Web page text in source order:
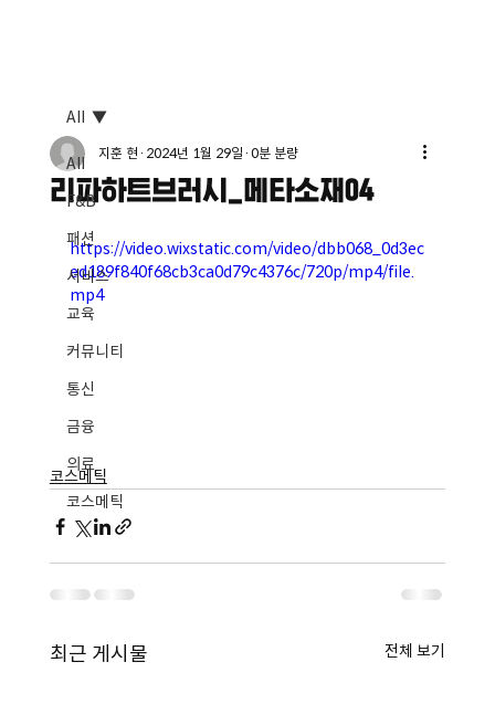
All
F&B
패션
서비스
교육
커뮤니티
통신
금융
의료
코스메틱
All
리파하트브러시_메타소재04
지훈 현 2024년 1월 29일 0분 분량
https://video.wixstatic.com/video/dbb068_0d3ec
ed189f840f68cb3ca0d79c4376c/720p/mp4/file.
mp4
코스메틱
최근 게시물 전체 보기